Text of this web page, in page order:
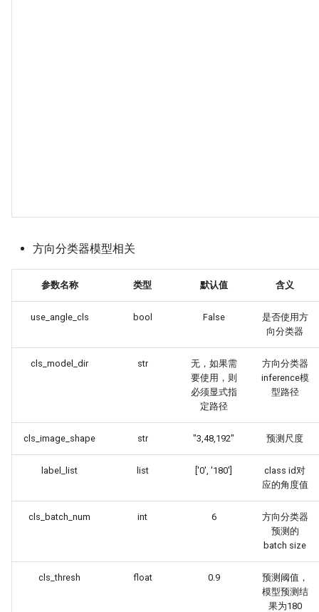
方向分类器模型相关
参数名称 类型 默认值 含义
use_angle_cls bool False
是否使用方
向分类器
cls_model_dir str
无，如果需
要使用，则
必须显式指
定路径
方向分类器
inference模
型路径
cls_image_shape str "3,48,192" 预测尺度
label_list list ['0', '180']
class id对
应的角度值
cls_batch_num int 6
方向分类器
预测的
batch size
cls_thresh float 0.9
预测阈值，
模型预测结
果为180